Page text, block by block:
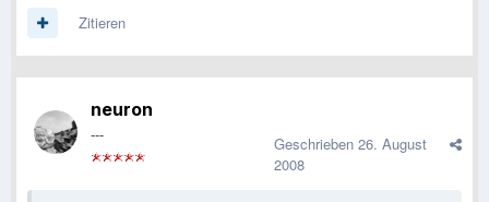
Zitieren
neuron
--- Geschrieben 26. August
2008